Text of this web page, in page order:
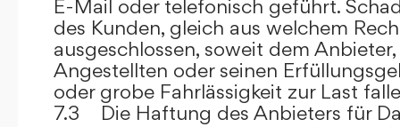
E-Mail oder telefonisch geführt.
des Kunden, gleich aus welchem
ausgeschlossen, soweit dem
Angestellten oder seinen
oder grobe Fahrlässigkeit zur Last
7.3 Die Haftung des Anbieters für